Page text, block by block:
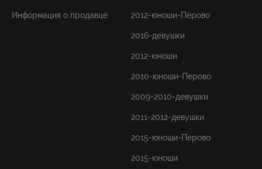
Информация о продавце 2012-юноши-Перово
2016-девушки
2012-юноши
2010-юноши-Перово
2009-2010-девушки
2011-2012-девушки
2015-юноши-Перово
2015-юноши